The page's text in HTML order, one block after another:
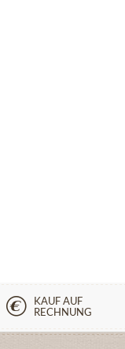
KAUF AUF
RECHNUNG